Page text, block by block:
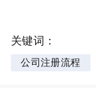
关键词：
公司注册流程